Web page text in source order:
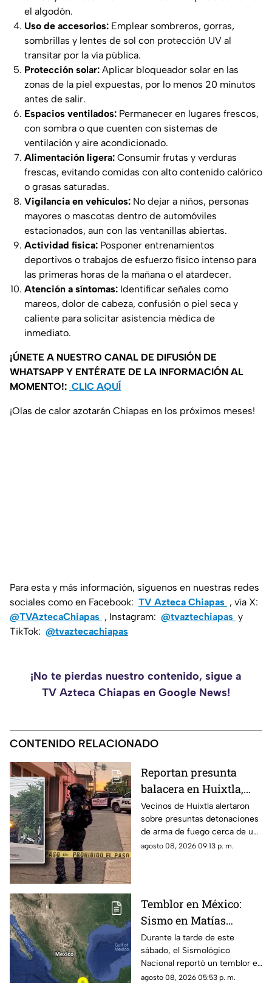
el algodón.
Uso de accesorios: Emplear sombreros, gorras,
sombrillas y lentes de sol con protección UV al
transitar por la vía pública.
Protección solar: Aplicar bloqueador solar en las
zonas de la piel expuestas, por lo menos 20 minutos
antes de salir.
Espacios ventilados: Permanecer en lugares frescos,
con sombra o que cuenten con sistemas de
ventilación y aire acondicionado.
Alimentación ligera: Consumir frutas y verduras
frescas, evitando comidas con alto contenido calórico
o grasas saturadas.
Vigilancia en vehículos: No dejar a niños, personas
mayores o mascotas dentro de automóviles
estacionados, aun con las ventanillas abiertas.
Actividad física: Posponer entrenamientos
deportivos o trabajos de esfuerzo físico intenso para
las primeras horas de la mañana o el atardecer.
Atención a síntomas: Identificar señales como
mareos, dolor de cabeza, confusión o piel seca y
caliente para solicitar asistencia médica de
inmediato.
¡ÚNETE A NUESTRO CANAL DE DIFUSIÓN DE
WHATSAPP Y ENTÉRATE DE LA INFORMACIÓN AL
MOMENTO!: CLIC AQUÍ
¡Olas de calor azotarán Chiapas en los próximos meses!
Para esta y más información, síguenos en nuestras redes
sociales como en Facebook: TV Azteca Chiapas , vía X:
@TVAztecaChiapas , Instagram: @tvaztechiapas y
TikTok: @tvaztecachiapas
¡No te pierdas nuestro contenido, sigue a
TV Azteca Chiapas en Google News!
CONTENIDO RELACIONADO
Reportan presunta
balacera en Huixtla,
Chiapas: Vecinos
alertan por
detonaciones de fuego
Vecinos de Huixtla alertaron
sobre presuntas detonaciones
de arma de fuego cerca de una
bodega de café. Circulan
agosto 08, 2026 09:13 p. m.
Temblor en México:
Sismo en Matías
Romero, Oaxaca, hoy 8
de agosto de 2026
Durante la tarde de este
sábado, el Sismológico
Nacional reportó un temblor en
México hoy, con epicentro en
agosto 08, 2026 05:53 p. m.